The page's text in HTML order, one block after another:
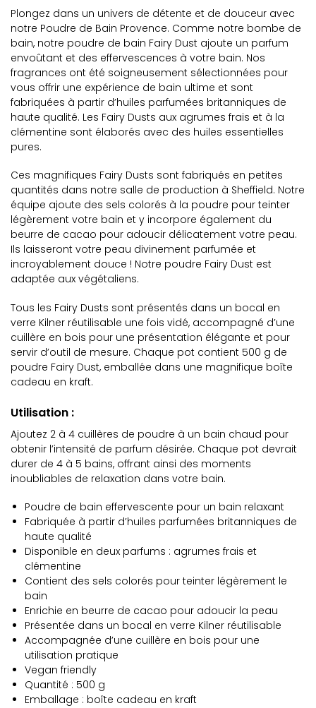
Plongez dans un univers de détente et de douceur avec
notre Poudre de Bain Provence. Comme notre bombe de
bain, notre poudre de bain Fairy Dust ajoute un parfum
envoûtant et des effervescences à votre bain. Nos
fragrances ont été soigneusement sélectionnées pour
vous offrir une expérience de bain ultime et sont
fabriquées à partir d’huiles parfumées britanniques de
haute qualité. Les Fairy Dusts aux agrumes frais et à la
clémentine sont élaborés avec des huiles essentielles
pures.
Ces magnifiques Fairy Dusts sont fabriqués en petites
quantités dans notre salle de production à Sheffield. Notre
équipe ajoute des sels colorés à la poudre pour teinter
légèrement votre bain et y incorpore également du
beurre de cacao pour adoucir délicatement votre peau.
Ils laisseront votre peau divinement parfumée et
incroyablement douce ! Notre poudre Fairy Dust est
adaptée aux végétaliens.
Tous les Fairy Dusts sont présentés dans un bocal en
verre Kilner réutilisable une fois vidé, accompagné d’une
cuillère en bois pour une présentation élégante et pour
servir d’outil de mesure. Chaque pot contient 500 g de
poudre Fairy Dust, emballée dans une magnifique boîte
cadeau en kraft.
Utilisation :
Ajoutez 2 à 4 cuillères de poudre à un bain chaud pour
obtenir l’intensité de parfum désirée. Chaque pot devrait
durer de 4 à 5 bains, offrant ainsi des moments
inoubliables de relaxation dans votre bain.
Poudre de bain effervescente pour un bain relaxant
Fabriquée à partir d’huiles parfumées britanniques de
haute qualité
Disponible en deux parfums : agrumes frais et
clémentine
Contient des sels colorés pour teinter légèrement le
bain
Enrichie en beurre de cacao pour adoucir la peau
Présentée dans un bocal en verre Kilner réutilisable
Accompagnée d’une cuillère en bois pour une
utilisation pratique
Vegan friendly
Quantité : 500 g
Emballage : boîte cadeau en kraft